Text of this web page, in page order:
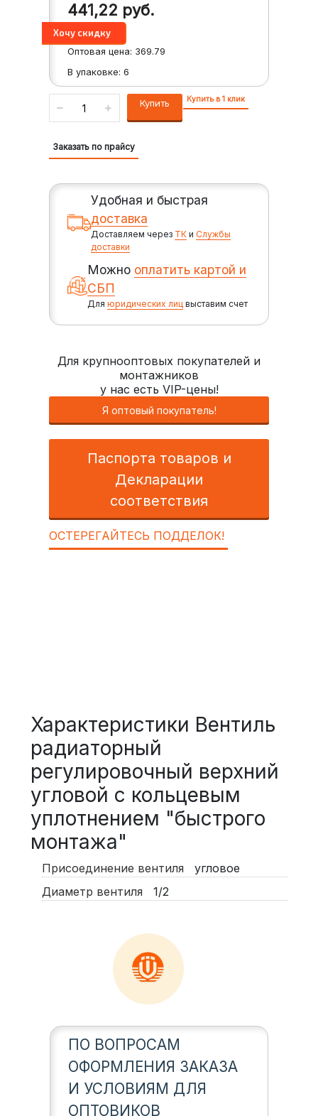
441,22 руб.
Оптовая цена: 369.79
В упаковке: 6
Купить Купить в 1 клик
Заказать по прайсу
Удобная и быстрая
доставка
Доставляем через ТК иСлужбы
доставки
Можно оплатить картой и
СБП
Дляюридических лиц выставим счет
Для крупнооптовых покупателей и
монтажников
у нас есть VIP-цены!
Я оптовый покупатель!
Паспорта товаров и
Декларации
соответствия
ОСТЕРЕГАЙТЕСЬ ПОДДЕЛОК!
Характеристики Вентиль
радиаторный
регулировочный верхний
угловой с кольцевым
уплотнением "быстрого
монтажа"
Присоединение вентиля
угловое
Диаметр вентиля
1/2
ПО ВОПРОСАМ
ОФОРМЛЕНИЯ ЗАКАЗА
И УСЛОВИЯМ ДЛЯ
ОПТОВИКОВ